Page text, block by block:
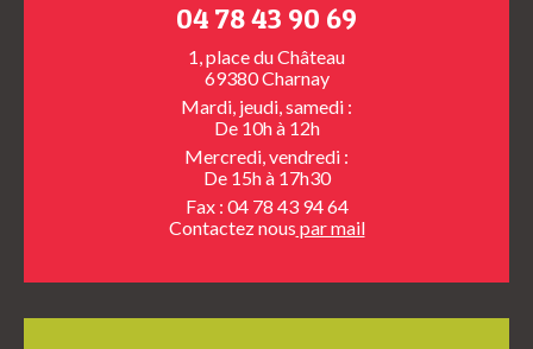
04 78 43 90 69
1, place du Château
69380 Charnay
Mardi, jeudi, samedi :
De 10h à 12h
Mercredi, vendredi :
De 15h à 17h30
Fax : 04 78 43 94 64
Contactez nous par mail